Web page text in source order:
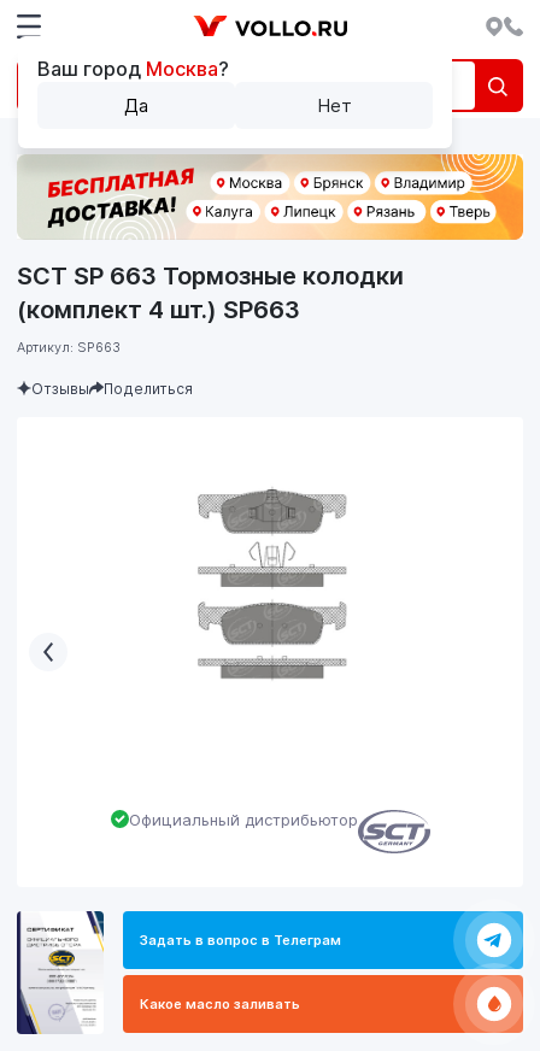
Официальный дистрибьютор
Задать в вопрос в Телеграм
Какое масло заливать
SCT SP 663 Тормозные колодки
(комплект 4 шт.) SP663
Артикул: SP663
Отзывы Поделиться
Ваш город Москва?
Да Нет